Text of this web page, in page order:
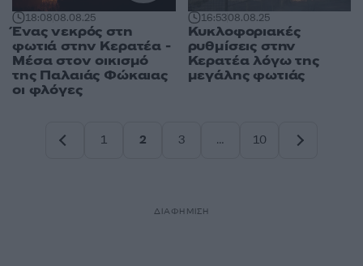
18:0808.08.25
Ένας νεκρός στη
φωτιά στην Κερατέα -
Μέσα στον οικισμό
της Παλαιάς Φώκαιας
οι φλόγες
16:5308.08.25
Κυκλοφοριακές
ρυθμίσεις στην
Κερατέα λόγω της
μεγάλης φωτιάς
1
2
3
…
10
ΔΙΑΦΗΜΙΣΗ